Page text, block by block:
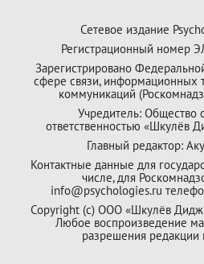
Сетевое издание
Регистрационный номер
Зарегистрировано
сфере связи, информационных
коммуникаций
Учредитель: Общество
ответственностью «Шкулёв
Главный редактор:
Контактные данные для
числе, для
info@psychologies.ru
Copyright (с) ООО «Шкулёв
Любое воспроизведение
разрешения редакции